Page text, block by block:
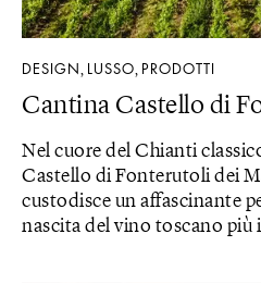
DESIGN, LUSSO, PRODOTTI
Cantina Castello di
Nel cuore del Chianti
Castello di Fonterutoli dei
custodisce un affascinante
nascita del vino toscano